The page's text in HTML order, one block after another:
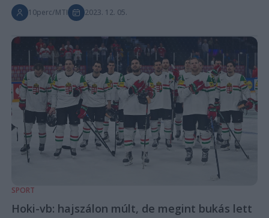
10perc/MTI 2023. 12. 05.
SPORT
Hoki-vb: hajszálon múlt, de megint bukás lett